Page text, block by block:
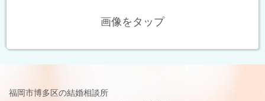
画像をタップ
福岡市博多区の結婚相談所